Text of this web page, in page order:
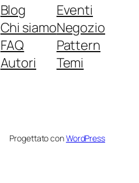
Blog
Chi siamo
FAQ
Autori
Eventi
Negozio
Pattern
Temi
Progettato conWordPress